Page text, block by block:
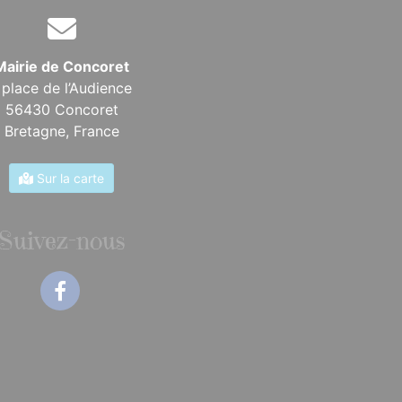
de Concoret
place de l’Audience
56430 Concoret
Bretagne, France
Sur la carte
Suivez-nous